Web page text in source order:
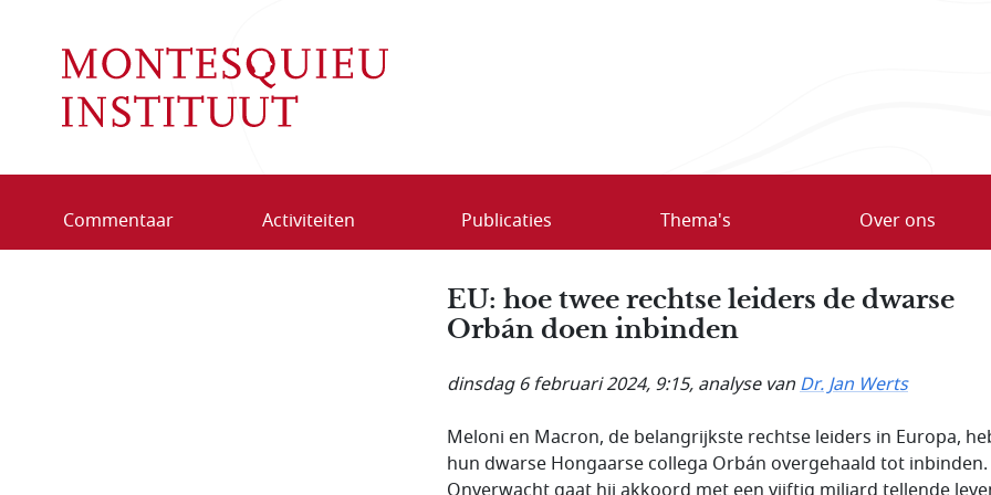
Commentaar Activiteiten Publicaties Thema's Over ons
EU: hoe twee rechtse leiders de dwarse
Orbán doen inbinden
dinsdag 6 februari 2024, 9:15, analyse vanDr. Jan Werts
Meloni en Macron, de belangrijkste rechtse leiders in Europa,
hun dwarse Hongaarse collega Orbán overgehaald tot inbinden.